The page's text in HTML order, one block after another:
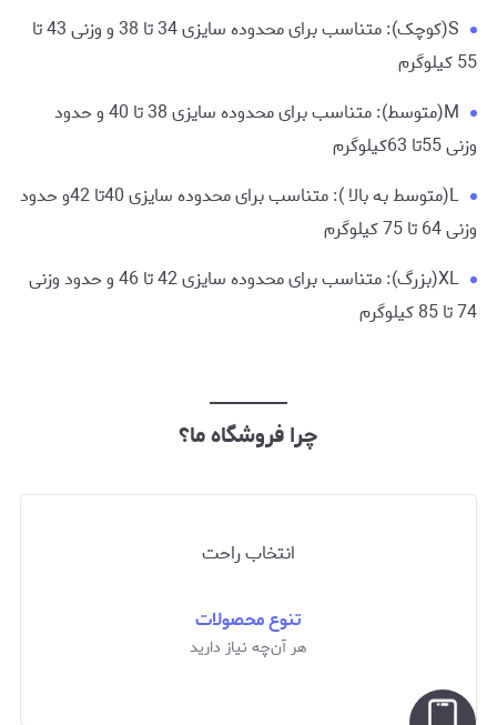
S(کوچک): متناسب برای محدوده سایزی 34 تا 38 و وزنی 43 تا
55 کیلوگرم
M(متوسط): متناسب برای محدوده سایزی 38 تا 40 و حدود
وزنی 55تا 63کیلوگرم
L(متوسط به بالا ): متناسب برای محدوده سایزی 40تا 42و حدود
وزنی 64 تا 75 کیلوگرم
XL(بزرگ): متناسب برای محدوده سایزی 42 تا 46 و حدود وزنی
74 تا 85 کیلوگرم
چرا فروشگاه ما؟
انتخاب راحت
تنوع محصولات
هر آن‌چه نیاز دارید